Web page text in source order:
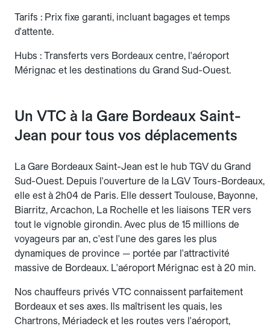
Tarifs : Prix fixe garanti, incluant bagages et temps
d'attente.
Hubs : Transferts vers Bordeaux centre, l'aéroport
Mérignac et les destinations du Grand Sud-Ouest.
Un VTC à la Gare Bordeaux Saint-
Jean pour tous vos déplacements
La Gare Bordeaux Saint-Jean est le hub TGV du Grand
Sud-Ouest. Depuis l'ouverture de la LGV Tours-Bordeaux,
elle est à 2h04 de Paris. Elle dessert Toulouse, Bayonne,
Biarritz, Arcachon, La Rochelle et les liaisons TER vers
tout le vignoble girondin. Avec plus de 15 millions de
voyageurs par an, c'est l'une des gares les plus
dynamiques de province — portée par l'attractivité
massive de Bordeaux. L'aéroport Mérignac est à 20 min.
Nos chauffeurs privés VTC connaissent parfaitement
Bordeaux et ses axes. Ils maîtrisent les quais, les
Chartrons, Mériadeck et les routes vers l'aéroport,